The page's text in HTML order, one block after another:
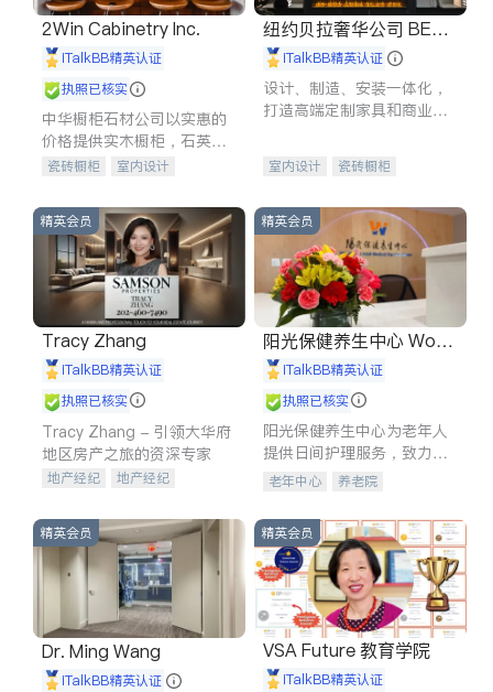
2Win Cabinetry Inc.
iTalkBB精英认证
执照已核实
中华橱柜石材公司以实惠的
价格提供实木橱柜，石英石
台面，多种优质不锈钢水
质厨房，家的选择。
瓷砖橱柜
室内设计
室内装修
纽约贝拉奢华公司 BELL
A LUXE
iTalkBB精英认证
设计、制造、安装一体化，
打造高端定制家具和商业空
室内设计
瓷砖橱柜
售前软装staging
室内装修
精英会员
Tracy Zhang
iTalkBB精英认证
执照已核实
Tracy Zhang - 引领大华府
地区房产之旅的资深专家
地产经纪
地产经纪
商铺租售
开发商建商
精英会员
阳光保健养生中心 World
shine
iTalkBB精英认证
执照已核实
阳光保健养生中心为老年人
提供日间护理服务，致力于
通过持续的护理创新来有效
老年中心 养老院
精英会员
Dr. Ming Wang
iTalkBB精英认证
精英会员
VSA Future 教育学院
iTalkBB精英认证